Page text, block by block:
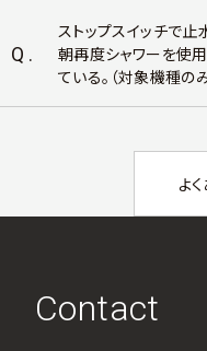
Q.
ストップスイッチで
朝再度シャワーを使
ている。（対象機種のみ
よ
Contact